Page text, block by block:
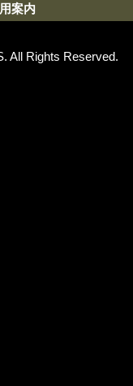
案内
All Rights Reserved.